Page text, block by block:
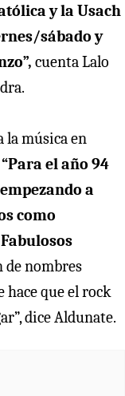
y la Usach
sábado y
cuenta Lalo
la música en
“Para el año 94
a
como
de nombres
que el rock
dice Aldunate.